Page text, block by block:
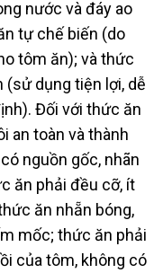
nước và đáy ao
tự chế biến (do
tôm ăn); và thức
(sử dụng tiện lợi, dễ
Đối với thức ăn
an toàn và thành
nguồn gốc, nhãn
ăn phải đều cỡ, ít
ăn nhẵn bóng,
mốc; thức ăn phải
của tôm, không có